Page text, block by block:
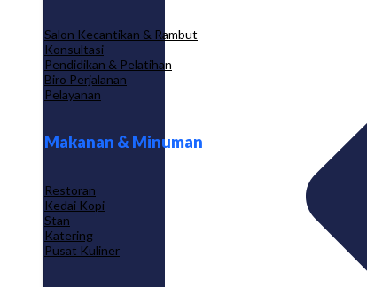
Salon Kecantikan & Rambut
Konsultasi
Pendidikan & Pelatihan
Biro Perjalanan
Pelayanan
Makanan & Minuman
Restoran
Kedai Kopi
Stan
Katering
Pusat Kuliner